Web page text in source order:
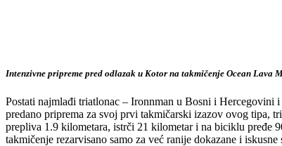
Intenzivne pripreme pred odlazak u Kotor na takmičenje Ocean Lava
Postati najmlađi triatlonac – Ironnman u Bosni i
predano priprema za svoj prvi takmičarski izazov ovog tipa,
prepliva 1.9 kilometara, istrči 21 kilometar i na biciklu pređe
takmičenje rezarvisano samo za već ranije dokazane i